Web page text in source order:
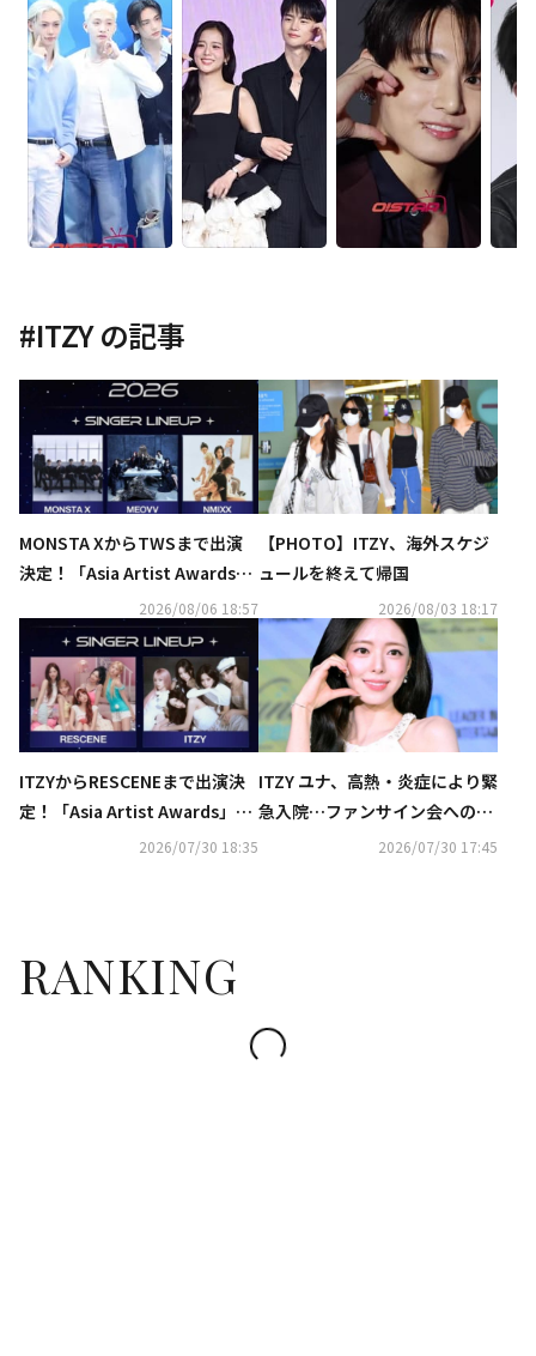
#ITZYの記事
MONSTA XからTWSまで出演
決定！「Asia Artist Awards」
新たなラインナップ発表
2026/08/06 18:57
【PHOTO】ITZY、海外スケジ
ュールを終えて帰国
2026/08/03 18:17
ITZYからRESCENEまで出演決
定！「Asia Artist Awards」新
たなラインナップ発表2026/07/30 18:35
ITZY ユナ、高熱・炎症により緊
急入院…ファンサイン会への不
2026/07/30 17:45
RANKING